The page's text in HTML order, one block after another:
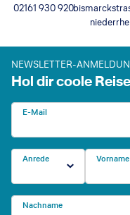
02161 930 920
NEWSLETTER-
Hol dir coole
E-Mail
Anrede Vorname
Nachname